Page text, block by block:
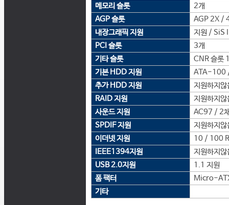
메모리 슬롯
2개
AGP 슬롯
AGP 2X /
내장그래픽 지원
지원 / SiS
PCI 슬롯
3개
기타 슬롯
CNR 슬롯
기본 HDD 지원
ATA-100
추가 HDD 지원
지원하지않
RAID 지원
지원하지않
사운드 지원
AC97 / 2
SPDIF 지원
지원하지않
이더넷 지원
10 / 100
IEEE1394지원
지원하지않
USB 2.0지원
1.1 지원
폼 팩터
Micro-
기타